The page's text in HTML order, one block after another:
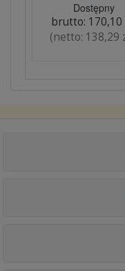
Dostępny
brutto: 170,10
(netto: 138,29